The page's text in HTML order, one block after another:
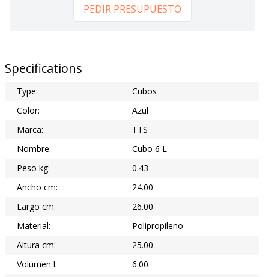
PEDIR PRESUPUESTO
Specifications
Type:
Cubos
Color:
Azul
Marca:
TTS
Nombre:
Cubo 6 L
Peso kg:
0.43
Ancho cm:
24.00
Largo cm:
26.00
Material:
Polipropileno
Altura cm:
25.00
Volumen l:
6.00